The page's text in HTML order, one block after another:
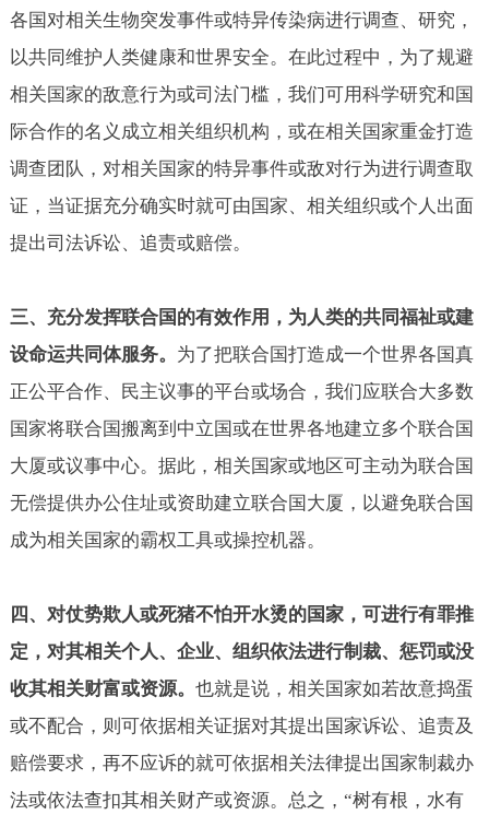
各国对相关生物突发事件或特异传染病进行调查、研究，
以共同维护人类健康和世界安全。在此过程中，为了规避
相关国家的敌意行为或司法门槛，我们可用科学研究和国
际合作的名义成立相关组织机构，或在相关国家重金打造
调查团队，对相关国家的特异事件或敌对行为进行调查取
证，当证据充分确实时就可由国家、相关组织或个人出面
提出司法诉讼、追责或赔偿。
三、充分发挥联合国的有效作用，为人类的共同福祉或建
设命运共同体服务。 为了把联合国打造成一个世界各国真
正公平合作、民主议事的平台或场合，我们应联合大多数
国家将联合国搬离到中立国或在世界各地建立多个联合国
大厦或议事中心。据此，相关国家或地区可主动为联合国
无偿提供办公住址或资助建立联合国大厦，以避免联合国
成为相关国家的霸权工具或操控机器。
四、对仗势欺人或死猪不怕开水烫的国家，可进行有罪推
定，对其相关个人、企业、组织依法进行制裁、惩罚或没
收其相关财富或资源。 也就是说，相关国家如若故意捣蛋
或不配合，则可依据相关证据对其提出国家诉讼、追责及
赔偿要求，再不应诉的就可依据相关法律提出国家制裁办
法或依法查扣其相关财产或资源。总之，“树有根，水有